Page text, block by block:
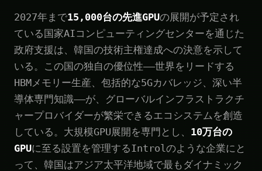
2027年まで15,000台の先進GPUの展開が予定され
ている国家AIコンピューティングセンターを通じた
政府支援は、韓国の技術主権達成への決意を示して
いる。この国の独自の優位性——世界をリードする
HBMメモリー生産、包括的な5Gカバレッジ、深い半
導体専門知識——が、グローバルインフラストラクチ
ャープロバイダーが繁栄できるエコシステムを創造
している。大規模GPU展開を専門とし、 10万台の
GPUに至る設置を管理するIntrolのような企業にと
って、韓国はアジア太平洋地域で最もダイナミック